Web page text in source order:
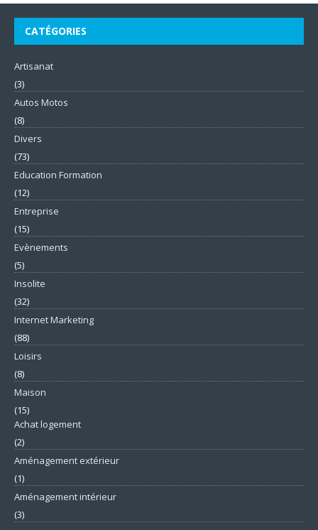
CATÉGORIES
Artisanat
(3)
Autos Motos
(8)
Divers
(73)
Education Formation
(12)
Entreprise
(15)
Evènements
(5)
Insolite
(32)
Internet Marketing
(88)
Loisirs
(8)
Maison
(15)
Achat logement
(2)
Aménagement extérieur
(1)
Aménagement intérieur
(3)